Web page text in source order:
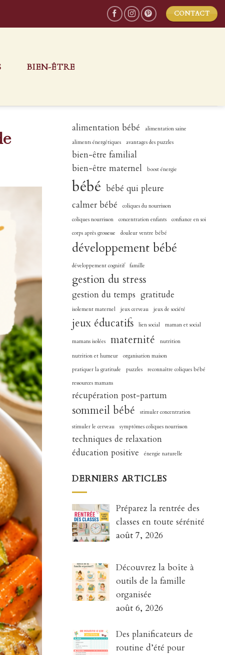
CONTACT
BIEN-ÊTRE
alimentation bébé
alimentation saine
aliments énergétiques
avantages des puzzles
bien-être familial
bien-être maternel
boost énergie
bébé bébé qui pleure
calmer bébé
coliques du nourrisson
coliques nourrisson
concentration enfants
confiance en soi
corps après grossesse
douleur ventre bébé
développement bébé
développement cognitif famille
gestion du stress
gestion du temps gratitude
isolement maternel jeux cerveau jeux de société
jeux éducatifs lien social maman et social
mamans isolées maternité
nutrition
nutrition et humeur
organisation maison
pratiquer la gratitude
puzzles
reconnaître coliques bébé
ressources mamans
récupération post-partum
sommeil bébé
stimuler concentration
stimuler le cerveau
symptômes coliques nourrisson
techniques de relaxation
éducation positive
énergie naturelle
DERNIERS ARTICLES
Préparez la rentrée des
classes en toute sérénité
août 7, 2026
Découvrez la boîte à
outils de la famille
organisée
août 6, 2026
Des planificateurs de
routine d’été pour